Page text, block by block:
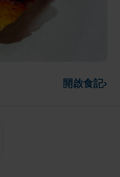
開啟食記›